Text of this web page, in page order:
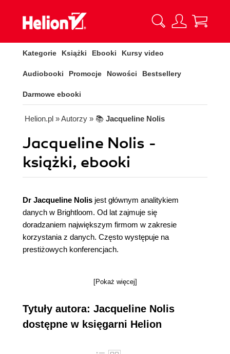
Kategorie Książki Ebooki Kursy video
Audiobooki Promocje Nowości Bestsellery
Darmowe ebooki
Helion.pl » Autorzy » 📚 Jacqueline Nolis
Jacqueline Nolis -
książki, ebooki
Dr Jacqueline Nolis jest głównym analitykiem
danych w Brightloom. Od lat zajmuje się
doradzaniem największym firmom w zakresie
korzystania z danych. Często występuje na
prestiżowych konferencjach.
[Pokaż więcej]
Tytuły autora: Jacqueline Nolis
dostępne w księgarni Helion